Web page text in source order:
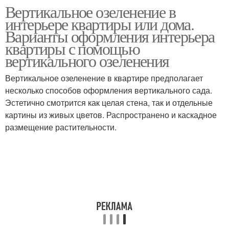
поверхности
Сад на заборе
Вертикальное озеленение в
интерьере квартиры или дома.
Варианты оформления интерьера
квартиры с помощью
вертикального озеленения
Вертикальное озеленение в квартире предполагает
несколько способов оформления вертикального сада.
Эстетично смотрится как целая стена, так и отдельные
картины из живых цветов. Распространено и каскадное
размещение растительности.